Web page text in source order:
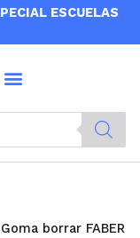
ESCUELAS
borrar FABER